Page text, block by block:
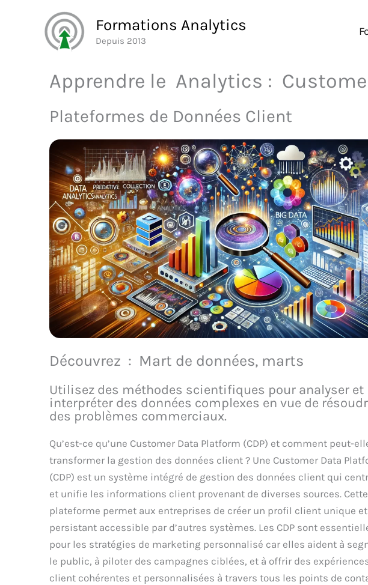
Formations Analytics
Depuis 2013
Apprendre le Analytics :
Plateformes de Données Client
Découvrez : Mart de données, marts
Utilisez des méthodes scientifiques pour analyser et
interpréter des données complexes en vue de
des problèmes commerciaux.
Qu’est-ce qu’une Customer Data Platform (CDP) et comment peut-
transformer la gestion des données client ? Une Customer Data
(CDP) est un système intégré de gestion des données client qui
et unifie les informations client provenant de diverses sources. Cette
plateforme permet aux entreprises de créer un profil client unique et
persistant accessible par d’autres systèmes. Les CDP sont
pour les stratégies de marketing personnalisé car elles aident à
le public, à piloter des campagnes ciblées, et à offrir des
client cohérentes et personnalisées à travers tous les points de